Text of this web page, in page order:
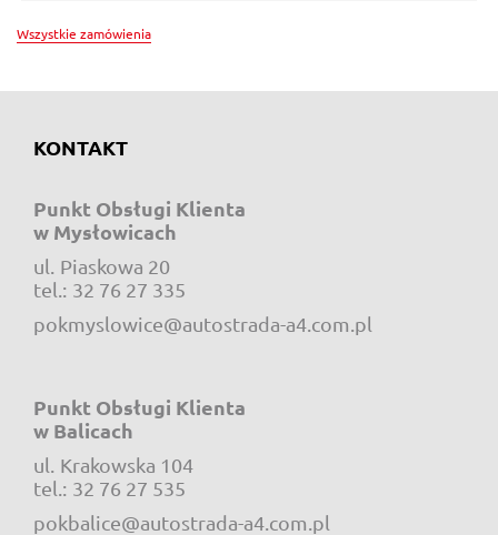
Wszystkie zamówienia
KONTAKT
Punkt Obsługi Klienta
w Mysłowicach
ul. Piaskowa 20
tel.: 32 76 27 335
pokmyslowice@autostrada-a4.com.pl
Punkt Obsługi Klienta
w Balicach
ul. Krakowska 104
tel.: 32 76 27 535
pokbalice@autostrada-a4.com.pl